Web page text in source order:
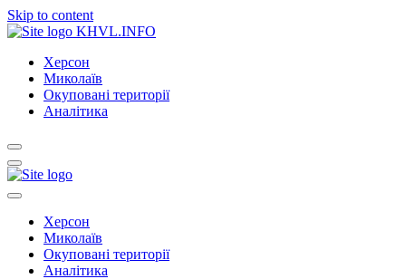
Skip to content
KHVL.INFO
Херсон
Миколаїв
Окуповані території
Аналітика
Херсон
Миколаїв
Окуповані території
Аналітика